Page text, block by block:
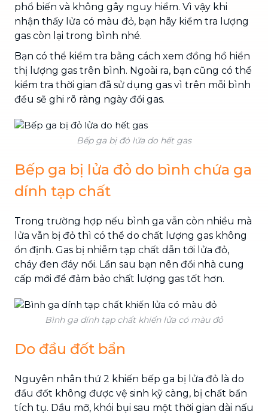
phổ biến và không gây nguy hiểm. Vì vậy khi
nhận thấy lửa có màu đỏ, bạn hãy kiểm tra lượng
gas còn lại trong bình nhé.
Bạn có thể kiểm tra bằng cách xem đồng hồ hiển
thị lượng gas trên bình. Ngoài ra, bạn cũng có thể
kiểm tra thời gian đã sử dụng gas vì trên mỗi bình
đều sẽ ghi rõ ràng ngày đổi gas.
Bếp ga bị đỏ lửa do hết gas
Bếp ga bị lửa đỏ do bình chứa ga
dính tạp chất
Trong trường hợp nếu bình ga vẫn còn nhiều mà
lửa vẫn bị đỏ thì có thể do chất lượng gas không
ổn định. Gas bị nhiễm tạp chất dẫn tới lửa đỏ,
cháy đen đáy nồi. Lần sau bạn nên đổi nhà cung
cấp mới để đảm bảo chất lượng gas tốt hơn.
Bình ga dính tạp chất khiến lửa có màu đỏ
Do đầu đốt bẩn
Nguyên nhân thứ 2 khiến bếp ga bị lửa đỏ là do
đầu đốt không được vệ sinh kỹ càng, bị chất bẩn
tích tụ. Dầu mỡ, khói bụi sau một thời gian dài nấu